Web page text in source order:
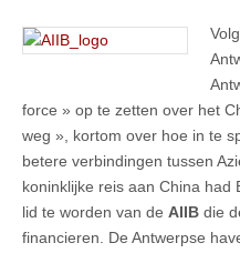
force » op te zetten over het
weg », kortom over hoe in te
betere verbindingen tussen
koninklijke reis aan China had
lid te worden van de AIIB die
financieren. De Antwerpse